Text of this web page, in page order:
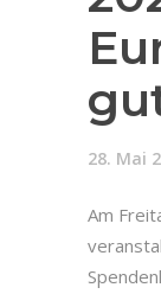
28. Mai
Am